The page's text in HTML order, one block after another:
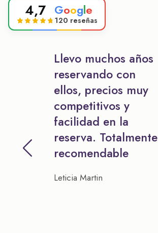
4,7 Google
120 reseñas
Llevo muchos años
reservando con
ellos, precios muy
competitivos y
facilidad en la
reserva. Totalmente
recomendable
Leticia Martin